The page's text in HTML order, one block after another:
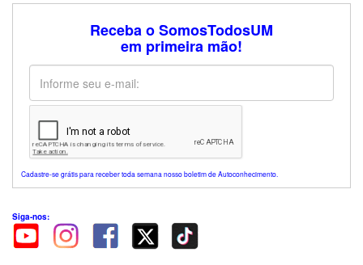
Receba o SomosTodosUM
em primeira mão!
Cadastre-se grátis para receber toda semana nosso boletim de Autoconhecimento.
Siga-nos: